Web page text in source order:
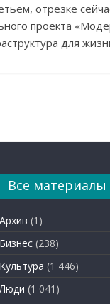
отрезке
проекта
для
Все материалы
Архив (1)
Бизнес (238)
Культура (1 446)
Люди (1 041)